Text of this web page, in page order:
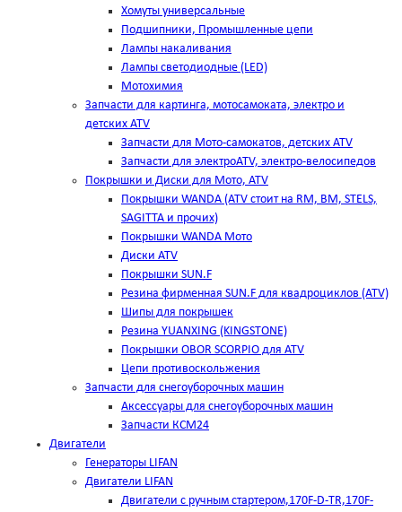
Хомуты универсальные
Подшипники, Промышленные цепи
Лампы накаливания
Лампы светодиодные (LED)
Мотохимия
Запчасти для картинга, мотосамоката, электро и
детских ATV
Запчасти для Мото-самокатов, детских ATV
Запчасти для электроATV, электро-велосипедов
Покрышки и Диски для Мото, ATV
Покрышки WANDA (АТV стоит на RM, BM, STELS,
SAGITTA и прочих)
Покрышки WANDA Мото
Диски ATV
Покрышки SUN.F
Резина фирменная SUN.F для квадроциклов (АТV)
Шипы для покрышек
Резина YUANXING (KINGSTONE)
Покрышки OBOR SCORPIO для ATV
Цепи противоскольжения
Запчасти для снегоуборочных машин
Аксессуары для снегоуборочных машин
Запчасти КСМ24
Двигатели
Генераторы LIFAN
Двигатели LIFAN
Двигатели с ручным стартером,170F-D-TR,170F-